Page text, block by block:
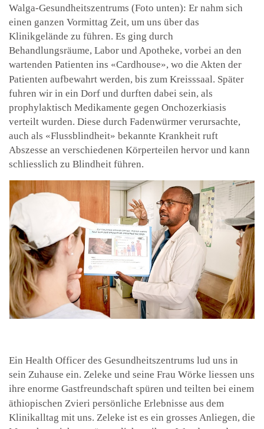
Walga-Gesundheitszentrums (Foto unten): Er nahm sich
einen ganzen Vormittag Zeit, um uns über das
Klinikgelände zu führen. Es ging durch
Behandlungsräume, Labor und Apotheke, vorbei an den
wartenden Patienten ins «Cardhouse», wo die Akten der
Patienten aufbewahrt werden, bis zum Kreisssaal. Später
fuhren wir in ein Dorf und durften dabei sein, als
prophylaktisch Medikamente gegen Onchozerkiasis
verteilt wurden. Diese durch Fadenwürmer verursachte,
auch als «Flussblindheit» bekannte Krankheit ruft
Abszesse an verschiedenen Körperteilen hervor und kann
schliesslich zu Blindheit führen.
Ein Health Officer des Gesundheitszentrums lud uns in
sein Zuhause ein. Zeleke und seine Frau Wörke liessen uns
ihre enorme Gastfreundschaft spüren und teilten bei einem
äthiopischen Zvieri persönliche Erlebnisse aus dem
Klinikalltag mit uns. Zeleke ist es ein grosses Anliegen, die